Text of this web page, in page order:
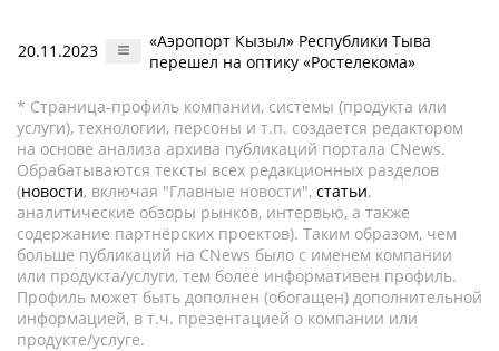
20.11.2023
«Аэропорт Кызыл» Республики Тыва
перешел на оптику «Ростелекома»
* Страница-профиль компании, системы (продукта или
услуги), технологии, персоны и т.п. создается редактором
на основе анализа архива публикаций портала CNews.
Обрабатываются тексты всех редакционных разделов
(новости, включая "Главные новости", статьи,
аналитические обзоры рынков, интервью, а также
содержание партнёрских проектов). Таким образом, чем
больше публикаций на CNews было с именем компании
или продукта/услуги, тем более информативен профиль.
Профиль может быть дополнен (обогащен) дополнительной
информацией, в т.ч. презентацией о компании или
продукте/услуге.